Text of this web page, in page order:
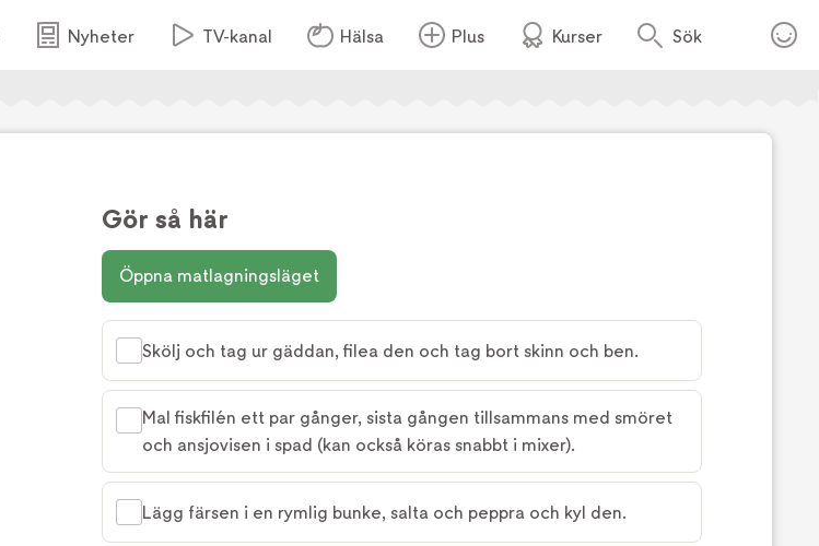
Nyheter TV-kanal Hälsa Plus Kurser Sök
Foto:TV4
Gör så här
Öppna matlagningsläget
Skölj och tag ur gäddan, filea den och tag bort skinn och ben.
Mal fiskfilén ett par gånger, sista gången tillsammans med smöret
och ansjovisen i spad (kan också köras snabbt i mixer).
Lägg färsen i en rymlig bunke, salta och peppra och kyl den.